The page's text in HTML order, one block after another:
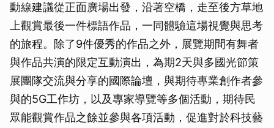
動線建議從正面廣場出發，沿著空橋，走至後方草地
上觀賞最後一件標語作品，一同體驗這場視覺與思考
的旅程。除了9件優秀的作品之外，展覽期間有舞者
與作品共演的限定互動演出，為期2天與多國光節策
展團隊交流與分享的國際論壇，與期待專業創作者參
與的5G工作坊，以及專家導覽等多個活動，期待民
眾能觀賞作品之餘並參與各項活動，促進對於科技藝